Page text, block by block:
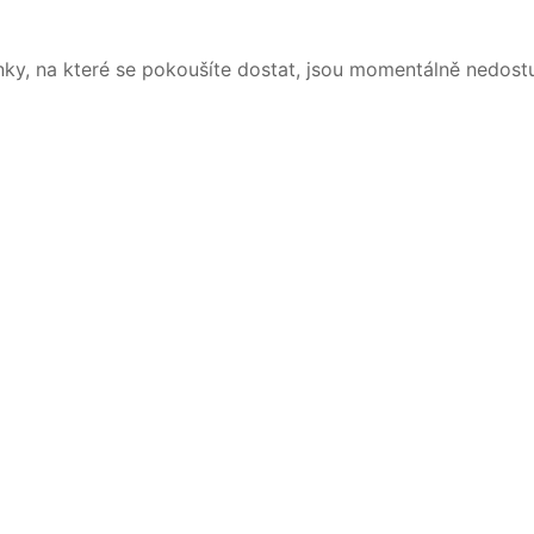
na které se pokoušíte dostat, jsou momentálně